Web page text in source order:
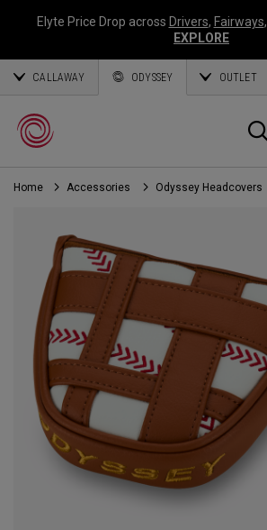
Elyte Price Drop across Drivers, Fairways,
EXPLORE
CALLAWAY ODYSSEY OUTLET
Home Accessories Odyssey Headcovers